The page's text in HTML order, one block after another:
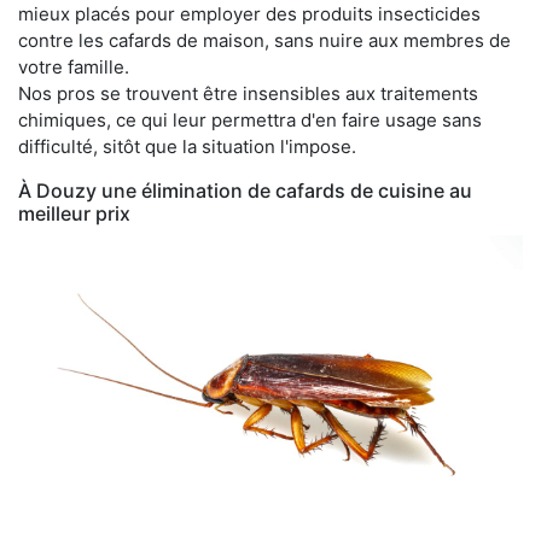
mieux placés pour employer des produits insecticides
contre les cafards de maison, sans nuire aux membres de
votre famille.
Nos pros se trouvent être insensibles aux traitements
chimiques, ce qui leur permettra d'en faire usage sans
difficulté, sitôt que la situation l'impose.
À Douzy une élimination de cafards de cuisine au
meilleur prix